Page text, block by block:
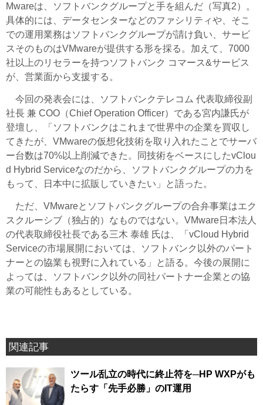
Mwareは、ソフトバンクグループと手を組んだ（写真2）。
具体的には、データセンターなどのファシリティや、そこ
での運用業務はソフトバンクグループが請け負い、サービ
スそのものはVMwareが提供する形を採る。加えて、7000
社以上のリセラーを持つソフトバンク コマース&サービス
が、営業面から支援する。
今回の発表会には、ソフトバンクテレコム 代表取締役副
社長 兼 COO（Chief Operation Officer）である宮内謙氏が
登壇し、「ソフトバンクはこれまで世界中の企業を買収し
てきたが、VMwareの仮想化技術を取り入れたことでサーバ
ー台数は70%以上削減できた。同技術をベースにしたvClou
d Hybrid Serviceなのだから、ソフトバンクグループの力を
もって、日本中に拡販していきたい」と語った。
ただ、VMwareとソフトバンクグループの合弁事業はエク
スクルーシブ（独占的）なものではない。VMware日本法人
の代表取締役社長である三木 泰雄 氏は、「vCloud Hybrid
Serviceの市場展開においては、ソフトバンク以外のパート
ナーとの協業も視野に入れている」と語る。今後の展開に
よっては、ソフトバンク以外の同社パートナー企業との協
業の可能性もあるとしている。
関連記事
ツール乱立の時代に終止符を─HP WXPがも
たらす「先手必勝」のIT運用